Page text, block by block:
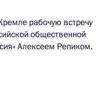
рабочую встречу
общественной
Алексеем Репиком.